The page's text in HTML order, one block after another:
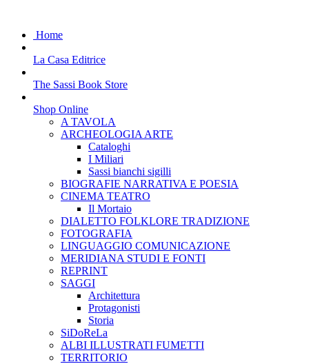
Home
La Casa Editrice
The Sassi Book Store
Shop Online
A TAVOLA
ARCHEOLOGIA ARTE
Cataloghi
I Miliari
Sassi bianchi sigilli
BIOGRAFIE NARRATIVA E POESIA
CINEMA TEATRO
Il Mortaio
DIALETTO FOLKLORE TRADIZIONE
FOTOGRAFIA
LINGUAGGIO COMUNICAZIONE
MERIDIANA STUDI E FONTI
REPRINT
SAGGI
Architettura
Protagonisti
Storia
SiDoReLa
ALBI ILLUSTRATI FUMETTI
TERRITORIO